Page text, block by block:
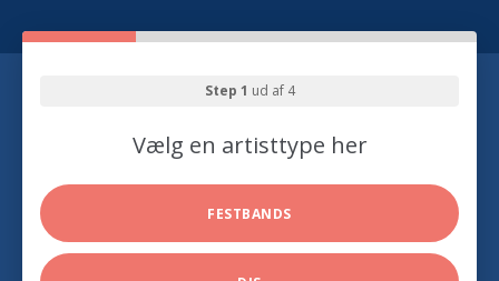
Step 1 ud af 4
Vælg en artisttype her
FESTBANDS